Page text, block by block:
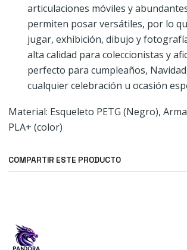
articulaciones móviles y
permiten posar versátiles, por lo
jugar, exhibición, dibujo y
alta calidad para coleccionistas y
perfecto para cumpleaños,
cualquier celebración u ocasión
Material: Esqueleto PETG (Negro),
PLA+ (color)
COMPARTIR ESTE PRODUCTO